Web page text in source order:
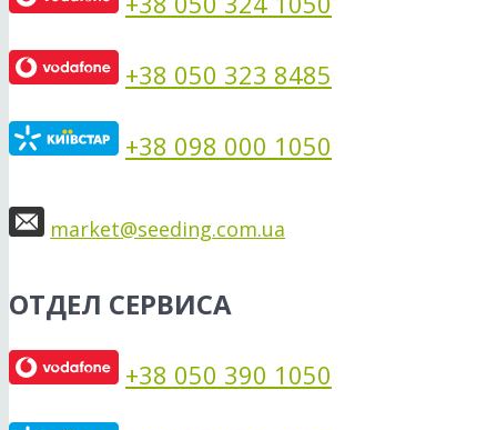
+38 050 323 8485
+38 098 000 1050
market@seeding.com.ua
ОТДЕЛ СЕРВИСА
+38 050 390 1050